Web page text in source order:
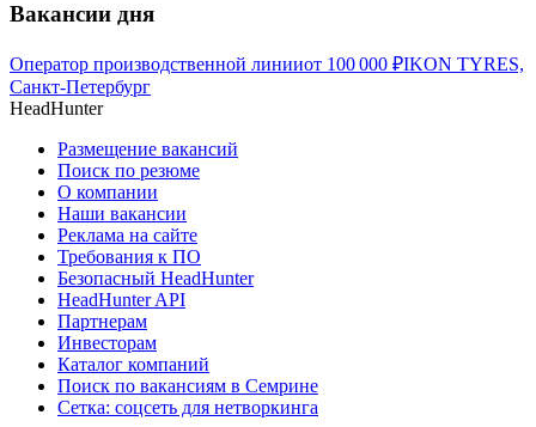
Вакансии дня
Оператор производственной линииот 100 000 ₽IKON TYRES,
Санкт-Петербург
HeadHunter
Размещение вакансий
Поиск по резюме
О компании
Наши вакансии
Реклама на сайте
Требования к ПО
Безопасный HeadHunter
HeadHunter API
Партнерам
Инвесторам
Каталог компаний
Поиск по вакансиям в Семрине
Сетка: соцсеть для нетворкинга